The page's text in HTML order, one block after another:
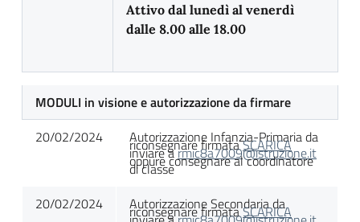
Attivo dal lunedì al venerdì
dalle 8.00 alle 18.00
MODULI in visione e autorizzazione da firmare
20/02/2024
Autorizzazione Infanzia-Primaria da
riconsegnare firmataSCARICA
inviare armic8a7009@istruzione.it
oppure consegnare al coordinatore
di classe
20/02/2024
Autorizzazione Secondaria da
riconsegnare firmataSCARICA